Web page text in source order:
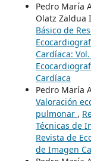
Pedro María
Olatz Zaldua
Básico de
Cardíaca:
Cardíaca
Pedro María
Valoración
pulmonar ,
Técnicas de
Revista de
de Imagen